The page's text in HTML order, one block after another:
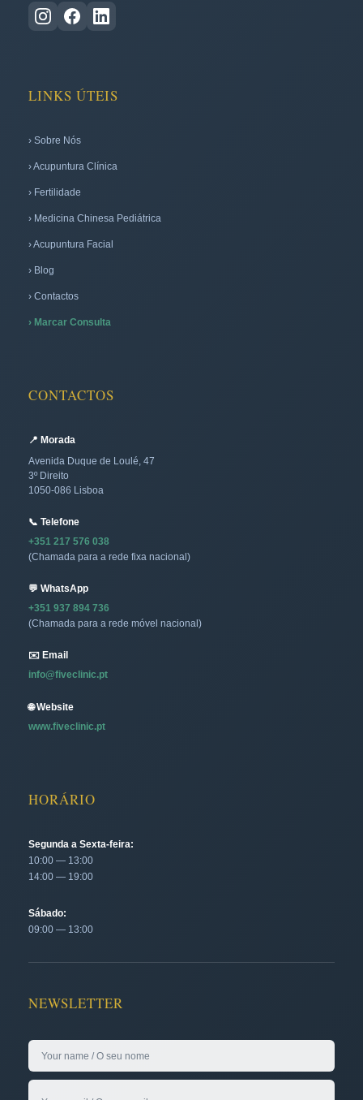
LINKS ÚTEIS
› Sobre Nós
› Acupuntura Clínica
› Fertilidade
› Medicina Chinesa Pediátrica
› Acupuntura Facial
› Blog
› Contactos
› Marcar Consulta
CONTACTOS
📍 Morada
Avenida Duque de Loulé, 47
3º Direito
1050-086 Lisboa
📞 Telefone
+351 217 576 038
(Chamada para a rede fixa nacional)
💬 WhatsApp
+351 937 894 736
(Chamada para a rede móvel nacional)
✉️ Email
info@fiveclinic.pt
🌐 Website
www.fiveclinic.pt
HORÁRIO
Segunda a Sexta-feira:
10:00 — 13:00
14:00 — 19:00
Sábado:
09:00 — 13:00
NEWSLETTER